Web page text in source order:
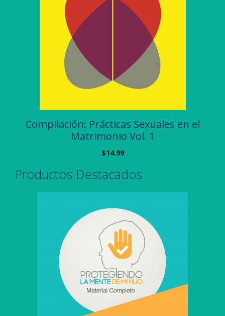
Compilación: Prácticas Sexuales en el
Matrimonio Vol. 1
$14.99
Productos Destacados